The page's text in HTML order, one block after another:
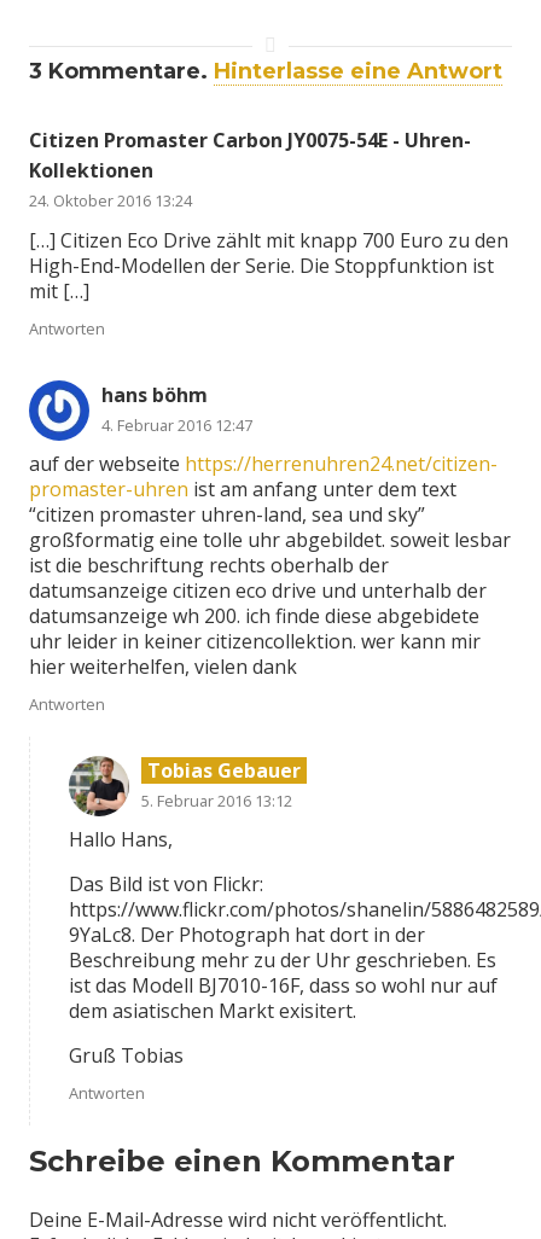
3 Kommentare. Hinterlasse eine Antwort
Citizen Promaster Carbon JY0075-54E - Uhren-
Kollektionen
24. Oktober 2016 13:24
[…] Citizen Eco Drive zählt mit knapp 700 Euro zu den
High-End-Modellen der Serie. Die Stoppfunktion ist
mit […]
Antworten
hans böhm
4. Februar 2016 12:47
auf der webseite https://herrenuhren24.net/citizen-
promaster-uhren ist am anfang unter dem text
“citizen promaster uhren-land, sea und sky”
großformatig eine tolle uhr abgebildet. soweit lesbar
ist die beschriftung rechts oberhalb der
datumsanzeige citizen eco drive und unterhalb der
datumsanzeige wh 200. ich finde diese abgebidete
uhr leider in keiner citizencollektion. wer kann mir
hier weiterhelfen, vielen dank
Antworten
Tobias Gebauer
5. Februar 2016 13:12
Hallo Hans,
Das Bild ist von Flickr:
https://www.flickr.com/photos/shanelin/
9YaLc8. Der Photograph hat dort in der
Beschreibung mehr zu der Uhr geschrieben. Es
ist das Modell BJ7010-16F, dass so wohl nur auf
dem asiatischen Markt exisitert.
Gruß Tobias
Antworten
Schreibe einen Kommentar
Deine E-Mail-Adresse wird nicht veröffentlicht.